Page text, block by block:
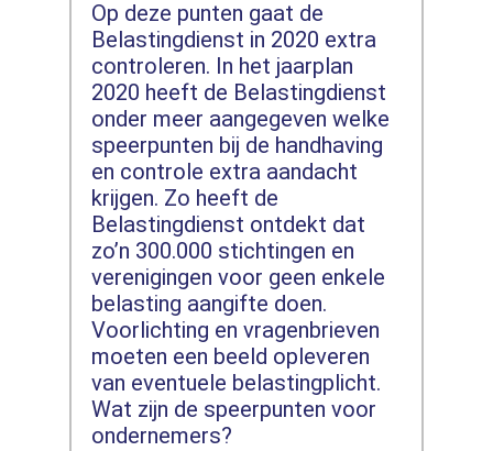
Op deze punten gaat de
Belastingdienst in 2020 extra
controleren. In het jaarplan
2020 heeft de Belastingdienst
onder meer aangegeven welke
speerpunten bij de handhaving
en controle extra aandacht
krijgen. Zo heeft de
Belastingdienst ontdekt dat
zo’n 300.000 stichtingen en
verenigingen voor geen enkele
belasting aangifte doen.
Voorlichting en vragenbrieven
moeten een beeld opleveren
van eventuele belastingplicht.
Wat zijn de speerpunten voor
ondernemers?